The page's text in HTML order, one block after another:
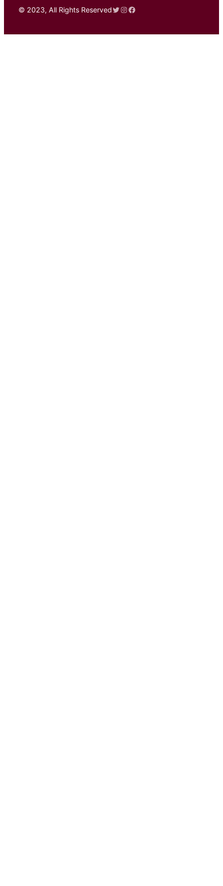
© 2023, All Rights ReservedTwitter
Instagram
Facebook